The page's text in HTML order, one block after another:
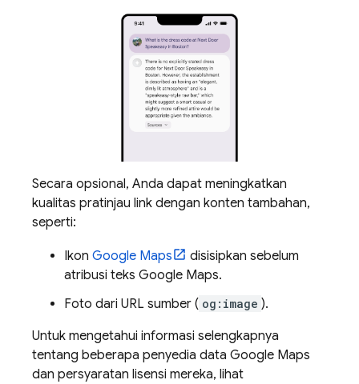
Secara opsional, Anda dapat meningkatkan
kualitas pratinjau link dengan konten tambahan,
seperti:
Ikon Google Maps
disisipkan sebelum
atribusi teks Google Maps.
Foto dari URL sumber ( og:image ).
Untuk mengetahui informasi selengkapnya
tentang beberapa penyedia data Google Maps
dan persyaratan lisensi mereka, lihat